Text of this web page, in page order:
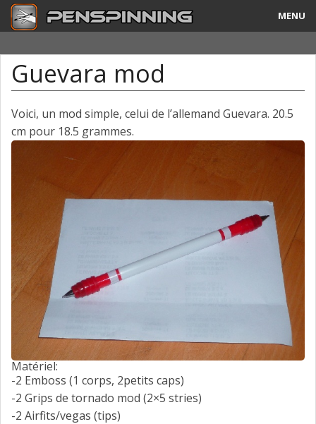
MENU
Tricks & Combos
Stylos & Mods
Tournois
Contact
Guevara mod
Voici, un mod simple, celui de l’allemand Guevara. 20.5
cm pour 18.5 grammes.
Matériel:
-2 Emboss (1 corps, 2petits caps)
-2 Grips de tornado mod (2×5 stries)
-2 Airfits/vegas (tips)